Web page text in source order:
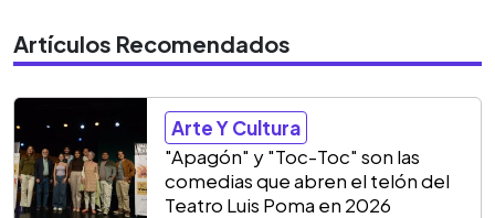
Artículos Recomendados
Arte Y Cultura
"Apagón" y "Toc-Toc" son las
comedias que abren el telón del
Teatro Luis Poma en 2026